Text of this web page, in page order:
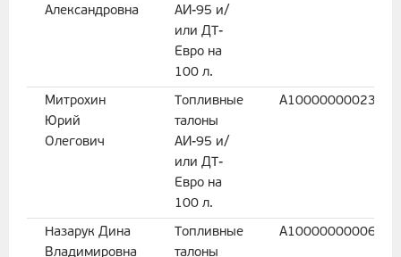
Александровна
АИ-95 и/
или ДТ-
Евро на
100 л.
Митрохин
Юрий
Олегович
Топливные
талоны
АИ-95 и/
или ДТ-
Евро на
100 л.
Назарук Дина
Владимировна
Топливные
талоны